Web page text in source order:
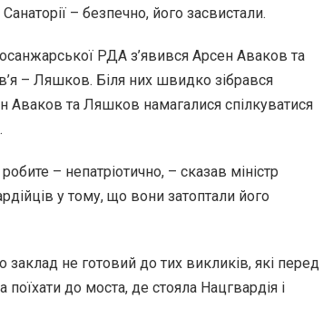
– безпечно, його засвистали.
РДА з’явився Арсен Аваков та
– Ляшков. Біля них швидко зібрався
Аваков та Ляшков намагалися спілкуватися
– непатріотично, – сказав міністр
у тому, що вони затоптали його
заклад не готовий до тих викликів, які перед
поїхати до моста, де стояла Нацгвардія і